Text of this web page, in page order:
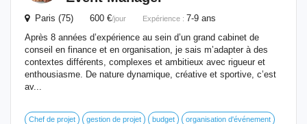
Paris (75) 600 €/jour Expérience : 7-9 ans
Après 8 années d’expérience au sein d’un grand cabinet de
conseil en finance et en organisation, je sais m’adapter à des
contextes différents, complexes et ambitieux avec rigueur et
enthousiasme. De nature dynamique, créative et sportive, c’est
av...
Chef de projet gestion de projet budget organisation d'événement